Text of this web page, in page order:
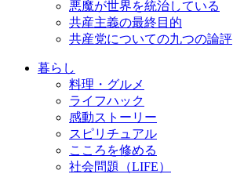
悪魔が世界を統治している
共産主義の最終目的
共産党についての九つの論評
暮らし
料理・グルメ
ライフハック
感動ストーリー
スピリチュアル
こころを修める
社会問題（LIFE）